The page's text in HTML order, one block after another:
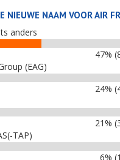
NIEUWE NAAM VOOR AIR
anders
47%
(EAG)
24%
21%
TAP)
6%